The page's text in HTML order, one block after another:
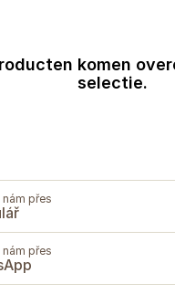
komen
selectie.
přes
přes